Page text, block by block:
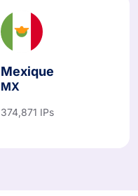
Mexique
MX
374,871 IPs